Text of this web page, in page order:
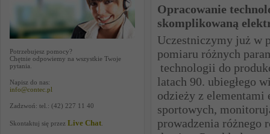
Potrzebujesz pomocy?
Chętnie odpowiemy na wszystkie Twoje
pytania.
Napisz do nas:
info@contec.pl
Zadzwoń: tel.: (42) 227 11 40
Skontaktuj się przez Live Chat
Opracowanie
skomplikowaną
Uczestniczymy już w
pomiaru różnych
technologii do
latach 90. ubiegłego
odzieży z
sportowych,
prowadzenia różnego